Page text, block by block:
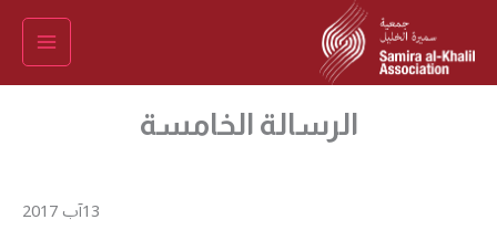
المحتوى
الرسالة الخامسة
13آب 2017